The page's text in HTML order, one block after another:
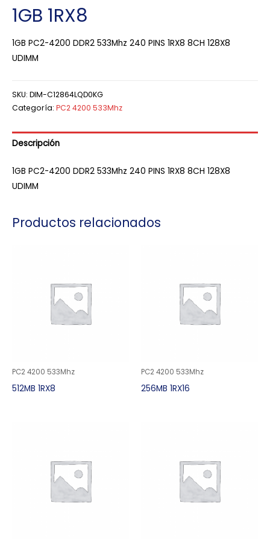
1GB 1RX8
1GB PC2-4200 DDR2 533Mhz 240 PINS 1RX8 8CH 128X8
UDIMM
SKU: DIM-C12864LQD0KG
Categoría: PC2 4200 533Mhz
Descripción
1GB PC2-4200 DDR2 533Mhz 240 PINS 1RX8 8CH 128X8
UDIMM
Productos relacionados
PC2 4200 533Mhz
512MB 1RX8
PC2 4200 533Mhz
256MB 1RX16